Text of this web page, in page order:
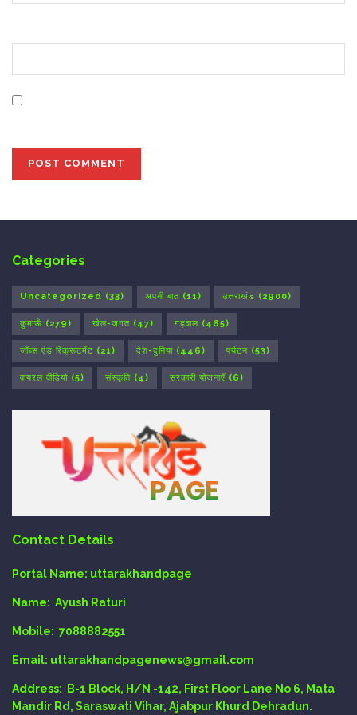
Categories
Uncategorized (33) अपनी बात (11) उत्तराखंड (2900)
कुमाऊँ (279) खेल-जगत (47) गढ़वाल (465)
जॉब्स एंड रिक्रूटमेंट (21) देश-दुनिया (446) पर्यटन (53)
वायरल वीडियो (5) संस्कृति (4) सरकारी योजनाएँ (6)
Contact Details
Portal Name: uttarakhandpage
Name: Ayush Raturi
Mobile: 7088882551
Email: uttarakhandpagenews@gmail.com
Address:
B-1 Block, H/N -142, First Floor Lane No 6, Mata
Mandir Rd, Saraswati Vihar, Ajabpur Khurd Dehradun.